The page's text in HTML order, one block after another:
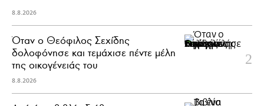
8.8.2026
Όταν ο Θεόφιλος Σεχίδης
δολοφόνησε και τεμάχισε πέντε μέλη
της οικογένειάς του
8.8.2026